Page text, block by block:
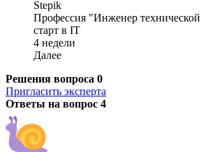
Stepik
Профессия "Инженер
старт в IT
4 недели
Далее
Решения вопроса 0
Пригласить эксперта
Ответы на вопрос 4